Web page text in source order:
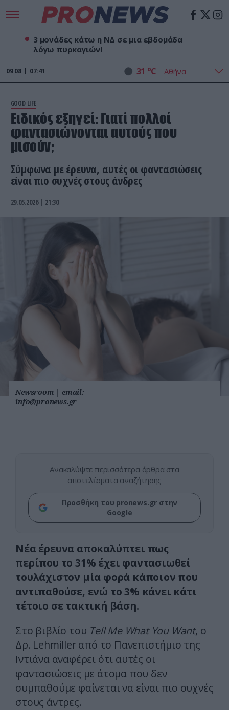
3 μονάδες κάτω η ΝΔ σε μια εβδομάδα
λόγω πυρκαγιών!
09 08 07:41 31 oC
GOOD LIFE
Ειδικός εξηγεί: Γιατί πολλοί
φαντασιώνονται αυτούς που
μισούν;
Σύμφωνα με έρευνα, αυτές οι φαντασιώσεις
είναι πιο συχνές στους άνδρες
29.05.2026 | 21:30
Newsroom | email:
info@pronews.gr
Ανακαλύψτε περισσότερα άρθρα στα
αποτελέσματα αναζήτησης
Προσθήκη του pronews.gr στην
Google
Νέα έρευνα αποκαλύπτει πως
περίπου το 31% έχει φαντασιωθεί
τουλάχιστον μία φορά κάποιον που
αντιπαθούσε, ενώ το 3% κάνει κάτι
τέτοιο σε τακτική βάση.
Στο βιβλίο του Tell Me What You Want, ο
Δρ. Lehmiller από το Πανεπιστήμιο της
Ιντιάνα αναφέρει ότι αυτές οι
φαντασιώσεις με άτομα που δεν
συμπαθούμε φαίνεται να είναι πιο συχνές
στους άντρες.